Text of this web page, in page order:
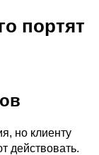
портят
но клиенту
действовать.